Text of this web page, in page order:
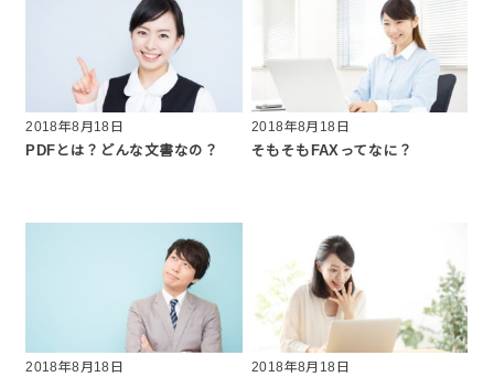
2018年8月18日
PDFとは？どんな文書なの？
2018年8月18日
そもそもFAXってなに？
2018年8月18日
2018年8月18日